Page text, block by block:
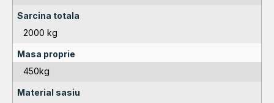
Sarcina totala
2000 kg
Masa proprie
450kg
Material sasiu